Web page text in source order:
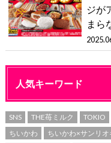
ジが
まら
人気キーワード
SNS THE苺ミルク TOKIO
ちいかわ
ちいかわ×サンリ